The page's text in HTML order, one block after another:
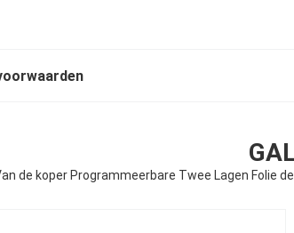
de koper Programmeerbare Twee Lagen Folie